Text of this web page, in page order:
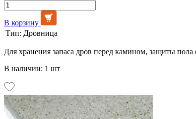
В корзину
Тип: Дровница
Для хранения запаса дров перед камином, защиты пола
В наличии: 1 шт